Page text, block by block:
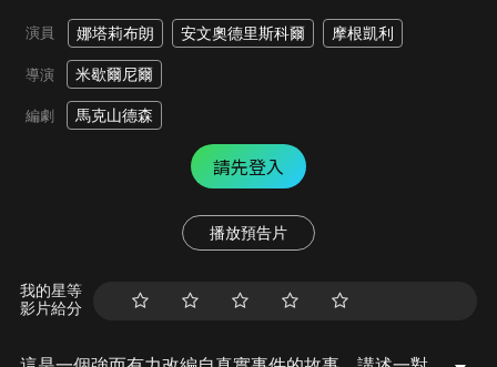
演員 娜塔莉布朗 安文奧德里斯科爾 摩根凱利
導演 米歇爾尼爾
編劇 馬克山德森
請先登入
播放預告片
我的星等
影片給分